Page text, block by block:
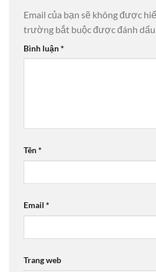
Email của bạn sẽ không được
trường bắt buộc được đánh dấu
Bình luận*
Tên*
Email *
Trang web